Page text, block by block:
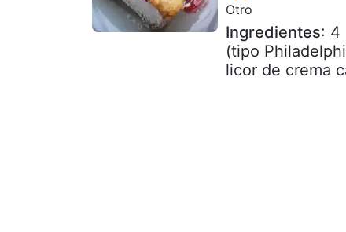
Otro
Ingredientes: 4
(tipo
licor de crema